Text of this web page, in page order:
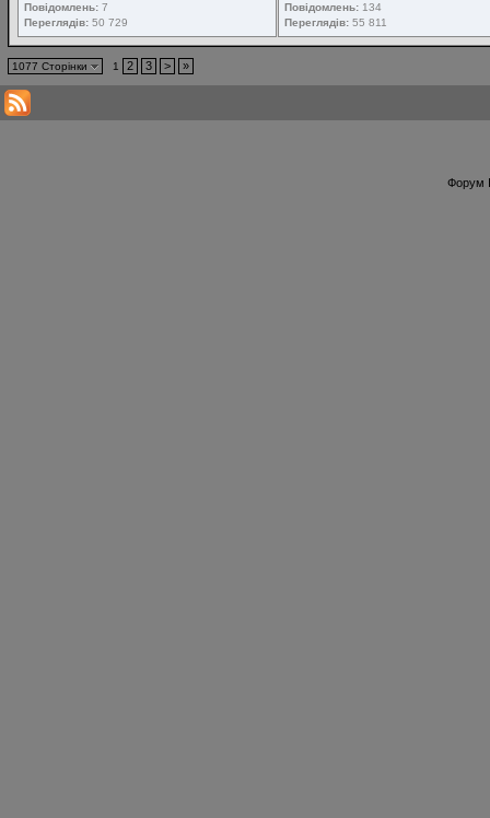
Повідомлень: 7
Переглядів: 50 729
Повідомлень: 134
Переглядів: 55 811
1077 Сторінки 1 2 3 > »
Форум